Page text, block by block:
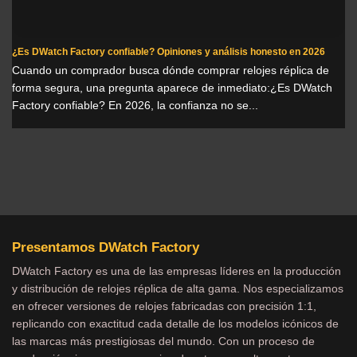
¿Es DWatch Factory confiable? Opiniones y análisis honesto en 2026
Cuando un comprador busca dónde comprar relojes réplica de
forma segura, una pregunta aparece de inmediato:¿Es DWatch
Factory confiable? En 2026, la confianza no se...
Presentamos DWatch Factory
DWatch Factory es una de las empresas líderes en la producción
y distribución de relojes réplica de alta gama. Nos especializamos
en ofrecer versiones de relojes fabricadas con precisión 1:1,
replicando con exactitud cada detalle de los modelos icónicos de
las marcas más prestigiosas del mundo. Con un proceso de